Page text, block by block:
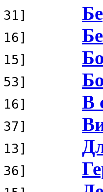
[ 31]
[ 16]
[ 15]
[ 53]
[ 16] В
[ 37]
[ 13]
[ 36]